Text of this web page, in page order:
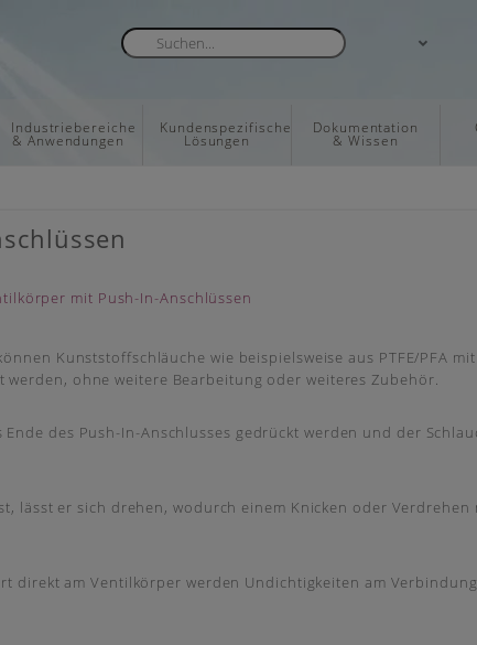
Industriebereiche
& Anwendungen
Kundenspezifische
Lösungen
Dokumentation
& Wissen
Kunststoffschläuche wie beispielsweise aus PTFE/PFA
ohne weitere Bearbeitung oder weiteres Zubehör.
des Push-In-Anschlusses gedrückt werden und der
lässt er sich drehen, wodurch einem Knicken oder Verdrehen
direkt am Ventilkörper werden Undichtigkeiten am